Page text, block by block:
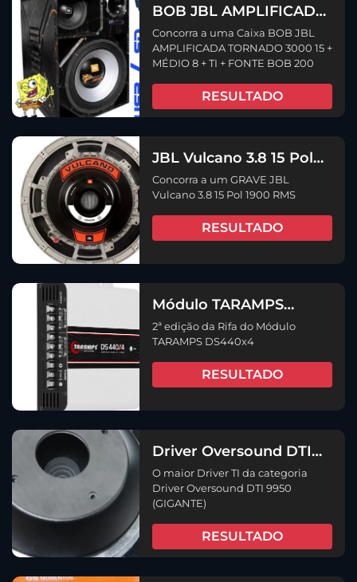
BOB JBL AMPLIFICADA
TORNADO 3000 15 +
MÉDIO 8 + TI + FONTE
BOB 200
Concorra a uma Caixa BOB JBL
AMPLIFICADA TORNADO 3000 15 +
MÉDIO 8 + TI + FONTE BOB 200
RESULTADO
JBL Vulcano 3.8 15 Pol
1900 RMS
Concorra a um GRAVE JBL
Vulcano 3.8 15 Pol 1900 RMS
RESULTADO
Módulo TARAMPS
DS440x4 (2ª EDIÇÃO)
2ª edição da Rifa do Módulo
TARAMPS DS440x4
RESULTADO
Driver Oversound DTI
9950 (GIGANTE)
O maior Driver TI da categoria
Driver Oversound DTI 9950
(GIGANTE)
RESULTADO